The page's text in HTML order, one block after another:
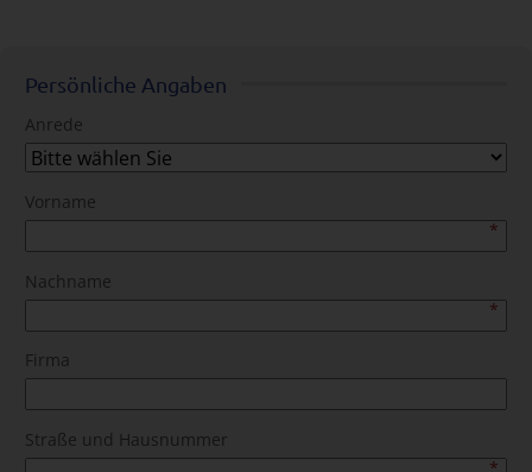
Persönliche Angaben
Anrede
Vorname
Nachname
Firma
Straße und Hausnummer